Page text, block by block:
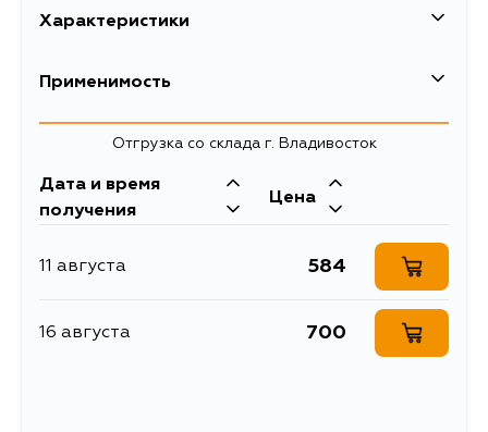
Характеристики
EAN-13
Длина упаковки, мм
Масса, кг 0.204
Ремкомплект
тормозного суппорта
(с направляющей)
Применимость
Отгрузка со склада г. Владивосток
Дата и время
получения
Цена
11 августа 584
16 августа 700